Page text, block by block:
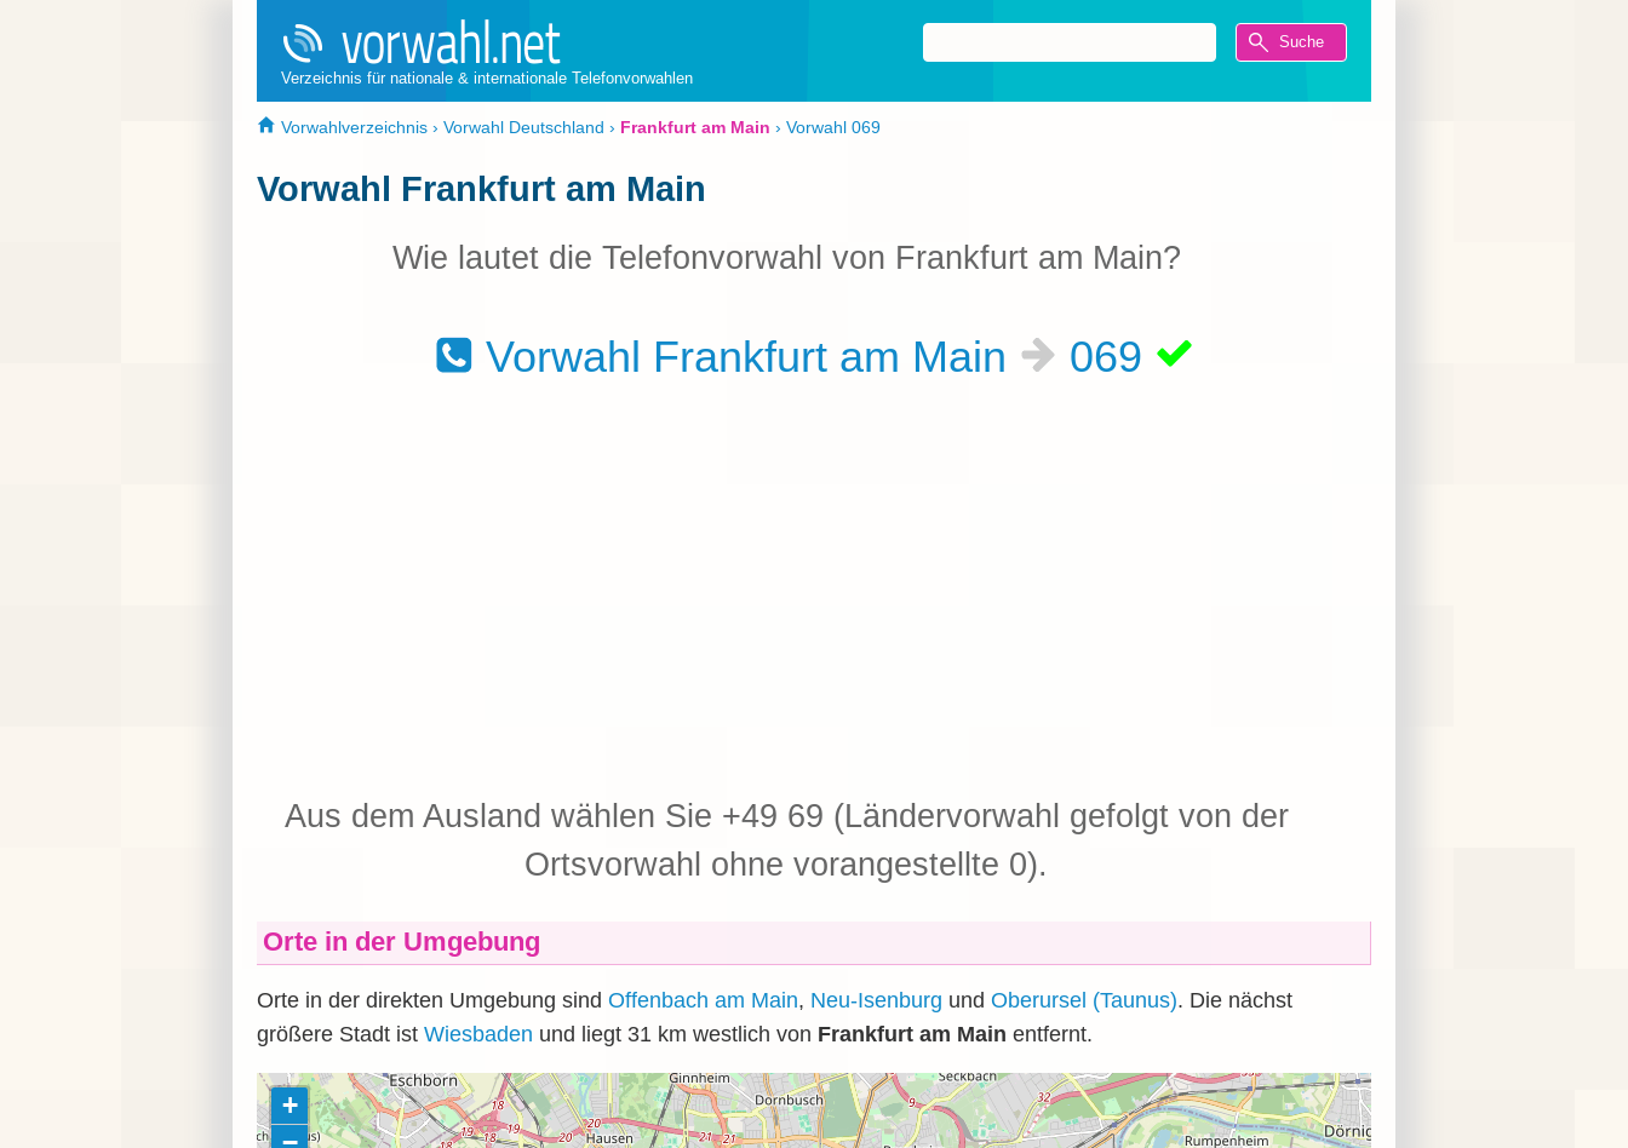
Verzeichnis für nationale & internationale Telefonvorwahlen
Vorwahlverzeichnis › Vorwahl Deutschland › Frankfurt am Main › Vorwahl 069
Vorwahl Frankfurt am Main
Wie lautet die Telefonvorwahl von Frankfurt am Main?
Vorwahl Frankfurt am Main 069
Aus dem Ausland wählen Sie +49 69 (Ländervorwahl gefolgt von der
Ortsvorwahl ohne vorangestellte 0).
Orte in der Umgebung
Orte in der direkten Umgebung sind Offenbach am Main, Neu-Isenburg und Oberursel (Taunus). Die nächst
größere Stadt ist Wiesbaden und liegt 31 km westlich von Frankfurt am Main entfernt.